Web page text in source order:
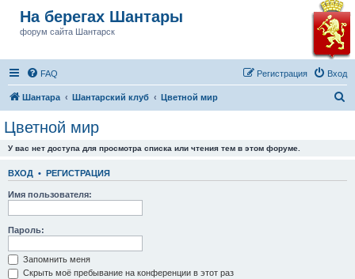
На берегах Шантары
форум сайта Шантарск
FAQ Вход
Регистрация
Шантара Шантарский клуб Цветной мир
Цветной мир
У вас нет доступа для просмотра списка или чтения тем в этом форуме.
ВХОД • РЕГИСТРАЦИЯ
Имя пользователя:
Пароль:
Запомнить меня
Скрыть моё пребывание на конференции в этот раз